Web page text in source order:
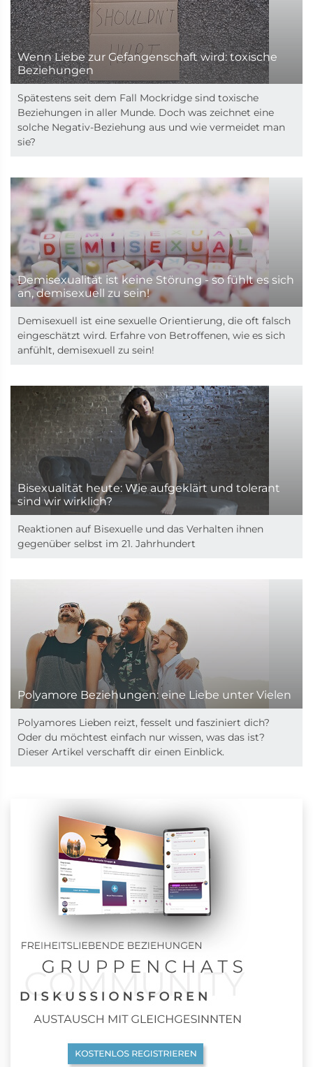
Wenn Liebe zur Gefangenschaft wird: toxische
Beziehungen
Spätestens seit dem Fall Mockridge sind toxische
Beziehungen in aller Munde. Doch was zeichnet eine
solche Negativ-Beziehung aus und wie vermeidet man
sie?
Demisexualität ist keine Störung - so fühlt es sich
an, demisexuell zu sein!
Demisexuell ist eine sexuelle Orientierung, die oft falsch
eingeschätzt wird. Erfahre von Betroffenen, wie es sich
anfühlt, demisexuell zu sein!
Bisexualität heute: Wie aufgeklärt und tolerant
sind wir wirklich?
Reaktionen auf Bisexuelle und das Verhalten ihnen
gegenüber selbst im 21. Jahrhundert
Polyamore Beziehungen: eine Liebe unter Vielen
Polyamores Lieben reizt, fesselt und fasziniert dich?
Oder du möchtest einfach nur wissen, was das ist?
Dieser Artikel verschafft dir einen Einblick.